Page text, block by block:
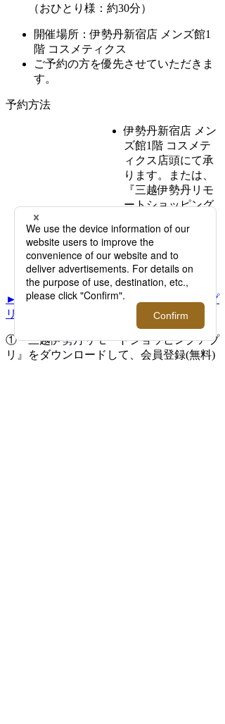
（おひとり様：約30分）
開催場所：伊勢丹新宿店 メンズ館1
階 コスメティクス
ご予約の方を優先させていただきま
す。
予約方法
伊勢丹新宿店 メン
ズ館1階 コスメテ
ィクス店頭にて承
ります。または、
『三越伊勢丹リモ
ートショッピング
トからお問い合わ
せください。
►『三越伊勢丹リモートショッピングアプ
リ』のダウンロードはこちら
①『三越伊勢丹リモートショッピングアプ
リ 』をダウンロードして、会員登録(無料)